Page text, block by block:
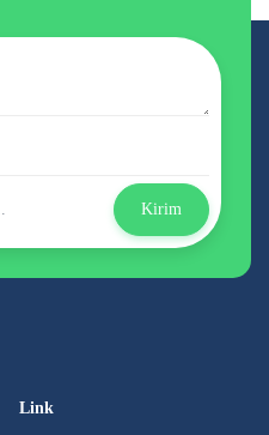
Kirim
Link